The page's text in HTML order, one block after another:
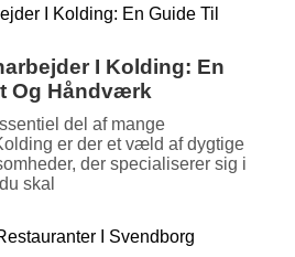
I Kolding: En
Og Håndværk
del af mange
er der et væld af dygtige
der specialiserer sig i
skal